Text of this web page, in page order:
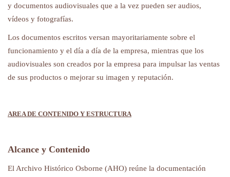
y documentos audiovisuales que a la vez pueden ser audios,
vídeos y fotografías.
Los documentos escritos versan mayoritariamente sobre el
funcionamiento y el día a día de la empresa, mientras que los
audiovisuales son creados por la empresa para impulsar las ventas
de sus productos o mejorar su imagen y reputación.
AREA DE CONTENIDO Y ESTRUCTURA
Alcance y Contenido
El Archivo Histórico Osborne (AHO) reúne la documentación